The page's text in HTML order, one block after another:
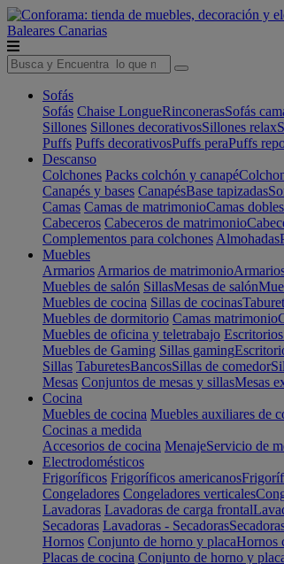
Baleares Canarias
Sofás
Sofás Chaise LongueRinconerasSofás
Sillones Sillones decorativosSillones relax
Puffs Puffs decorativosPuffs peraPuffs
Descanso
Colchones Packs colchón y canapé
Canapés y bases CanapésBase tapizadas
Camas Camas de matrimonioCamas dobles
Cabeceros Cabeceros de matrimonio
Complementos para colchones Almohadas
Muebles
Armarios Armarios de matrimonio
Muebles de salón SillasMesas de salón
Muebles de cocina Sillas de cocinas
Muebles de dormitorio Camas matrimonio
Muebles de oficina y teletrabajo Escritorios
Muebles de Gaming Sillas gaming
Sillas TaburetesBancosSillas de comedor
Mesas Conjuntos de mesas y sillasMesas
Cocina
Muebles de cocina Muebles auxiliares de
Cocinas a medida
Accesorios de cocina MenajeServicio de
Electrodomésticos
Frigoríficos Frigoríficos americanos
Congeladores Congeladores verticales
Lavadoras Lavadoras de carga frontal
Secadoras Lavadoras - Secadoras
Hornos Conjunto de horno y placaHornos
Placas de cocina Conjunto de horno y